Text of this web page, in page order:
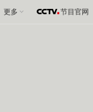
更多 节目官网